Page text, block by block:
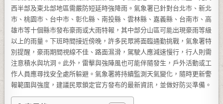
西半部及東北部地區需嚴防短延時強降雨。氣象署已針對台北市、新北
市、桃園市、台中市、彰化縣、南投縣、雲林縣、嘉義縣、台南市、高
雄市等十個縣市發布豪雨或大雨特報，其中部分山區可能出現豪雨等級
以上的雨量。下班時間接近傍晚，許多民眾將面臨通勤挑戰，氣象署特
別提醒，豪雨期間視線不佳、路面濕滑，駕駛人應減速慢行，行人則需
注意積水與坑洞。此外，雷擊與強陣風也可能伴隨發生，戶外活動或工
作人員應尋找安全處所躲避。氣象署將持續監測天氣變化，隨時更新警
報範圍與強度，建議民眾鎖定官方發布的最新資訊，並做好防災準備。